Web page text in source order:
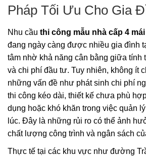
Pháp Tối Ưu Cho Gia
Nhu cầu thi công mẫu nhà cấp 4
đang ngày càng được nhiều gia đình
tâm nhờ khả năng cân bằng giữa tính
và chi phí đầu tư. Tuy nhiên, không ít
những vấn đề như phát sinh chi phí
thi công kéo dài, thiết kế chưa phù
dụng hoặc khó khăn trong việc quản
lúc. Đây là những rủi ro có thể ảnh
chất lượng công trình và ngân sách
Thực tế tại các khu vực như đường